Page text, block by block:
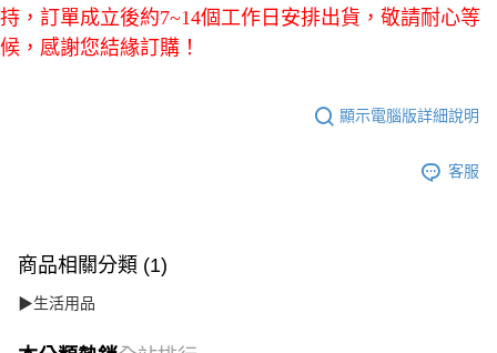
持，訂單成立後約7~14個工作日安排出貨，敬請耐心等
候，感謝您結緣訂購！
顯示電腦版詳細說明
客服
商品相關分類 (1)
▶生活用品